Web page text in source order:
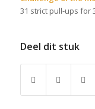
31 strict pull-ups for
Deel dit stuk